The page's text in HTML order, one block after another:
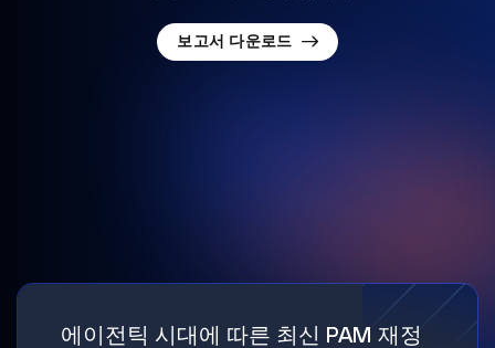
보고서 다운로드
에이전틱 시대에 따른 최신 PAM 재정